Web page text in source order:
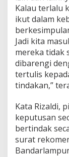
Kalau terlalu
ikut dalam
Jadi kita
mereka tidak
dibarengi
tertulis
tindakan,”
Kata Rizaldi,
keputusan
bertindak
surat